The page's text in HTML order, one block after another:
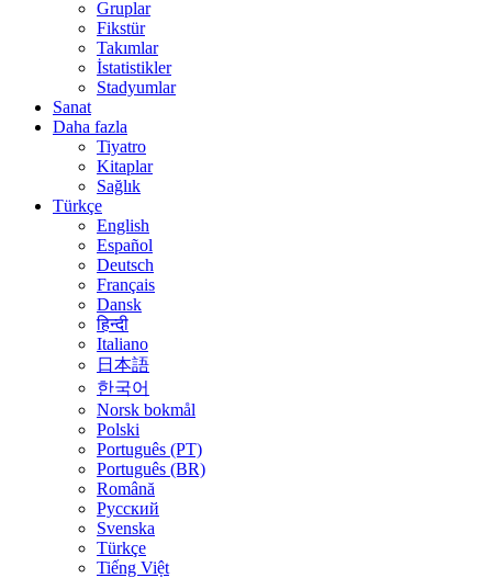
Gruplar
Fikstür
Takımlar
İstatistikler
Stadyumlar
Sanat
Daha fazla
Tiyatro
Kitaplar
Sağlık
Türkçe
English
Español
Deutsch
Français
Dansk
हिन्दी
Italiano
日本語
한국어
Norsk bokmål
Polski
Português (PT)
Português (BR)
Română
Русский
Svenska
Türkçe
Tiếng Việt